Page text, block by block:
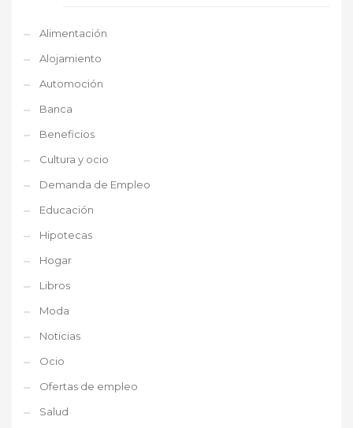
Alimentación
Alojamiento
Automoción
Banca
Beneficios
Cultura y ocio
Demanda de Empleo
Educación
Hipotecas
Hogar
Libros
Moda
Noticias
Ocio
Ofertas de empleo
Salud